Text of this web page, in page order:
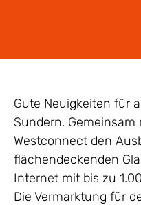
Gute Neuigkeiten für
Sundern.
Westconnect den
flächendeckenden
Internet mit bis zu
Die Vermarktung für